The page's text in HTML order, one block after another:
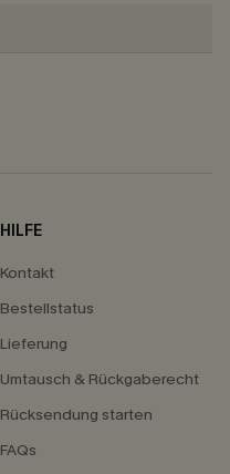
HILFE
Kontakt
Bestellstatus
Lieferung
Umtausch & Rückgaberecht
Rücksendung starten
FAQs